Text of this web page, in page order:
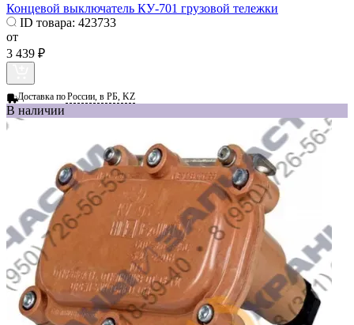
Концевой выключатель КУ-701 грузовой тележки
ID товара: 423733
от
3 439 ₽
Доставка поРоссии, в РБ, KZ
В наличии